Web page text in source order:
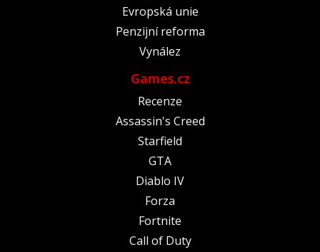
Evropská unie
Penzijní reforma
Vynález
Games.cz
Recenze
Assassin's Creed
Starfield
GTA
Diablo IV
Forza
Fortnite
Call of Duty